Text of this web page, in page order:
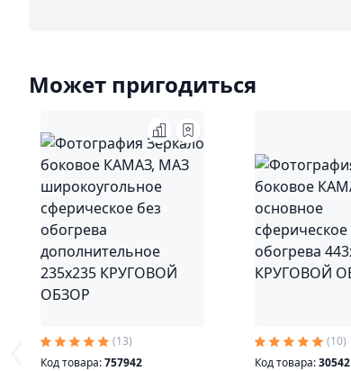
Может пригодиться
(13)
Код товара:757942
(10)
Код товара:30542